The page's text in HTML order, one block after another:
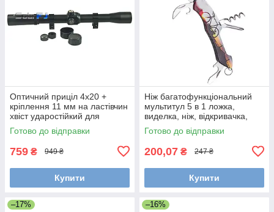
Оптичний приціл 4x20 +
кріплення 11 мм на ластівчин
хвіст ударостійкий для
пневматичних гвинтівок
Готово до відправки
759 ₴ 949 ₴
Купити
Ніж багатофункціональний
мультитул 5 в 1 ложка,
виделка, ніж, відкривачка,
консервний ніж, штопор,
викрутка
Готово до відправки
200,07 ₴ 247 ₴
Купити
–17% –16%